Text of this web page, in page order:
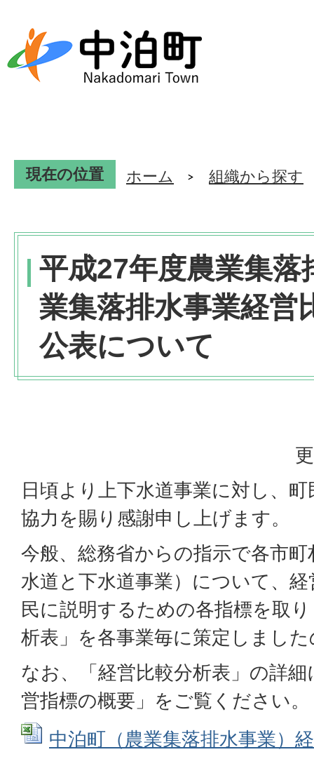
現在の位置 ホーム 組織から探す
平成27年度農業集落
業集落排水事業経営
公表について
日頃より上下水道事業に対し、
協力を賜り感謝申し上げます。
今般、総務省からの指示で各市
水道と下水道事業）について、
民に説明するための各指標を取
析表」を各事業毎に策定しまし
なお、「経営比較分析表」の詳
営指標の概要」をご覧ください。
中泊町（農業集落排水事業）